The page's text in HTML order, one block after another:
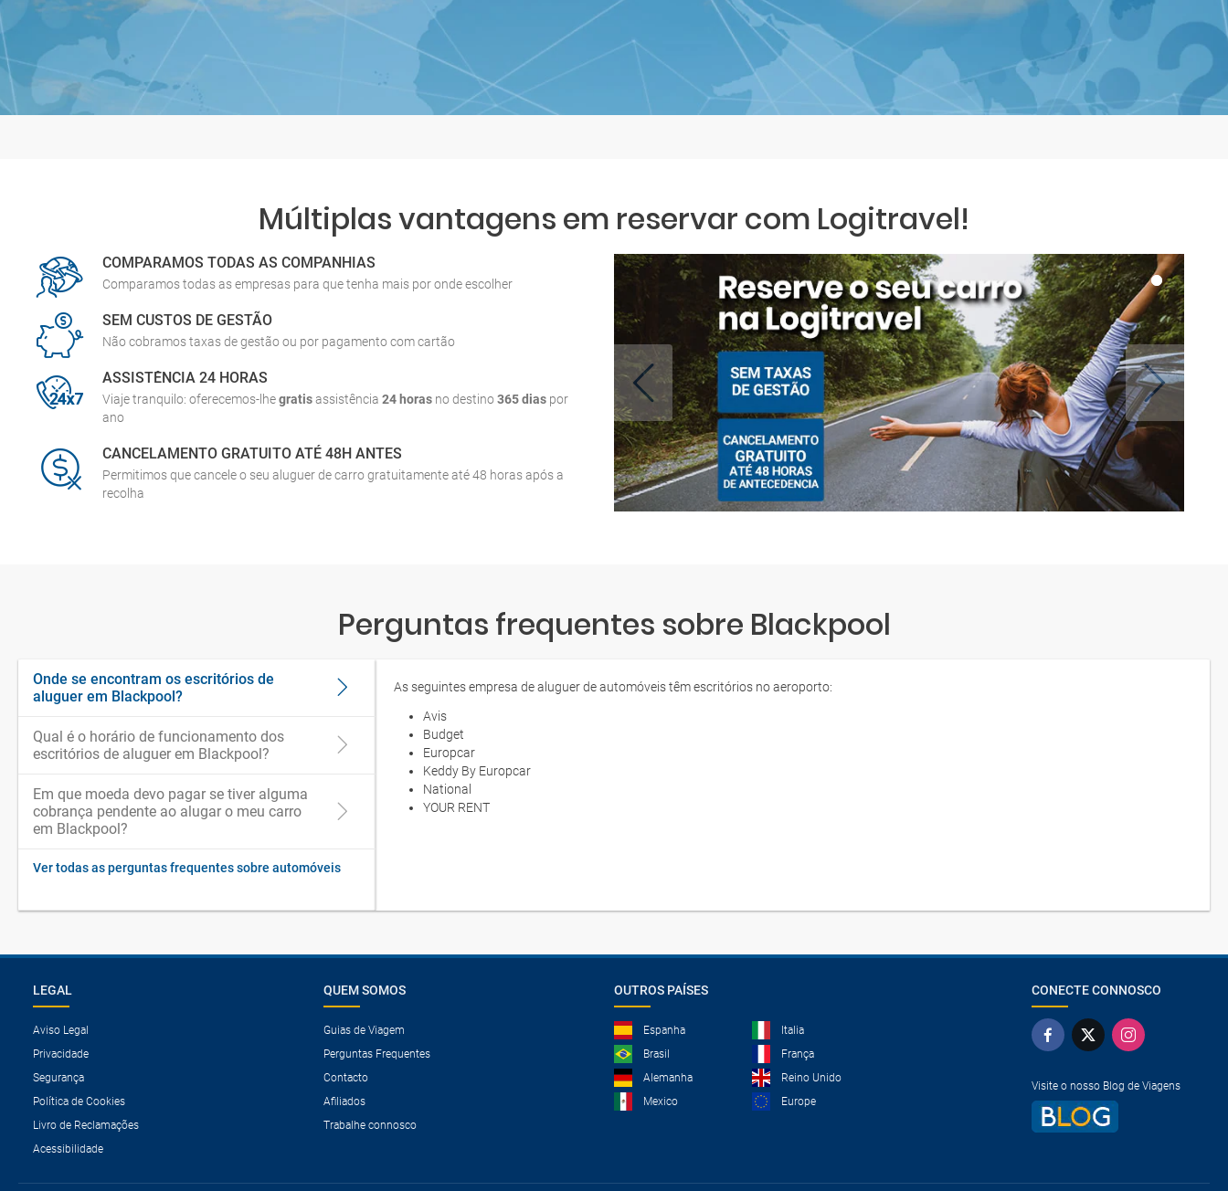
Múltiplas vantagens em reservar com Logitravel!
COMPARAMOS TODAS AS COMPANHIAS
Comparamos todas as empresas para que tenha mais por onde escolher
SEM CUSTOS DE GESTÃO
Não cobramos taxas de gestão ou por pagamento com cartão
ASSISTÊNCIA 24 HORAS
Viaje tranquilo: oferecemos-lhegratisassistência 24 horas no destino365 dias por
ano
CANCELAMENTO GRATUITO ATÉ 48H ANTES
Permitimos que cancele o seu aluguer de carro gratuitamente até 48 horas após a
recolha
Perguntas frequentes sobre Blackpool
Onde se encontram os escritórios de
aluguer em Blackpool?
Qual é o horário de funcionamento dos
escritórios de aluguer em Blackpool?
Em que moeda devo pagar se tiver alguma
cobrança pendente ao alugar o meu carro
em Blackpool?
Ver todas as perguntas frequentes sobre automóveis
As seguintes empresa de aluguer de automóveis têm escritórios no aeroporto:
Avis
Budget
Europcar
Keddy By Europcar
National
YOUR RENT
LEGAL
Aviso Legal
Privacidade
Segurança
Política de Cookies
Livro de Reclamações
Acessibilidade
QUEM SOMOS
Guias de Viagem
Perguntas Frequentes
Contacto
Afiliados
Trabalhe connosco
OUTROS PAÍSES
Espanha
Italia
Brasil
França
Alemanha
Reino Unido
Mexico
Europe
CONECTE CONNOSCO
Visite o nosso Blog de Viagens